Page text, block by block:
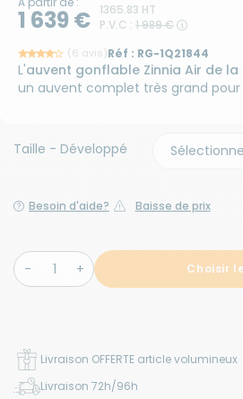
1 639 €
1365.83 HT
P.V.C : 1 989 €
(6 avis)Réf : RG-1Q21844
L'auvent gonflable Zinnia Air de
un auvent complet très grand pour
Taille - Développé
Besoin d'aide? Baisse de prix
Choisir
Livraison OFFERTE article volumineux
Livraison 72h/96h